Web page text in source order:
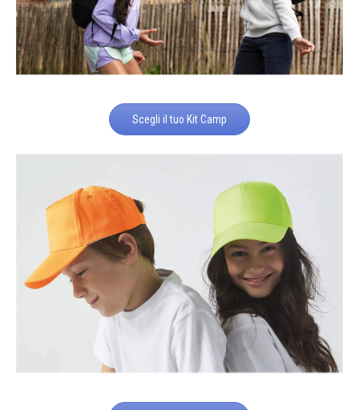
Scegli il tuo Kit Camp